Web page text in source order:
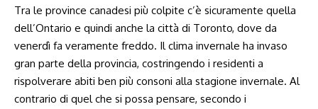
Tra le province canadesi più colpite c’è sicuramente quella
dell’Ontario e quindi anche la città di Toronto, dove da
venerdì fa veramente freddo. Il clima invernale ha invaso
gran parte della provincia, costringendo i residenti a
rispolverare abiti ben più consoni alla stagione invernale. Al
contrario di quel che si possa pensare, secondo i